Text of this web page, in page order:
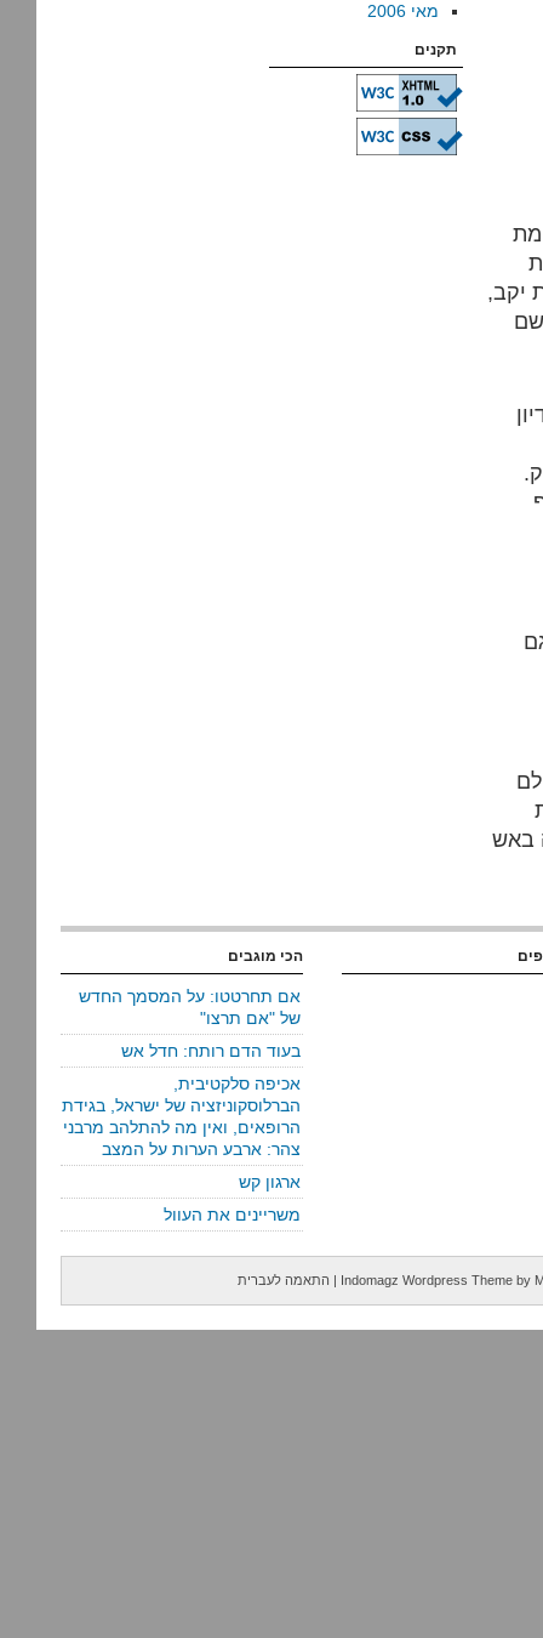
שנה למלחמת
יקב,
שם
באש
מאי 2006
תקנים
הכי מוגבים
אם תחרטטו: על המסמך החדש
של "אם תרצו"
בעוד הדם רותח: חדל אש
אכיפה סלקטיבית,
הברלוסקוניזציה של ישראל, בגידת
הרופאים, ואין מה להתלהב מרבני
צהר: ארבע הערות על המצב
ארגון קש
משריינים את העוול
Indomagz Wordpress Theme by
| התאמה לעברית